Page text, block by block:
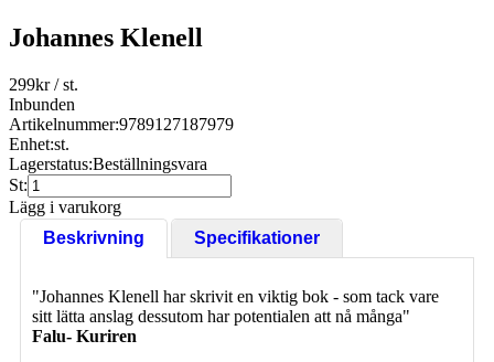
Johannes Klenell
299kr/ st.
Inbunden
Artikelnummer:9789127187979
Enhet:st.
Lagerstatus:Beställningsvara
St:
Lägg i varukorg
Beskrivning
Specifikationer
"Johannes Klenell har skrivit en viktig bok - som tack vare
sitt lätta anslag dessutom har potentialen att nå många"
Falu- Kuriren